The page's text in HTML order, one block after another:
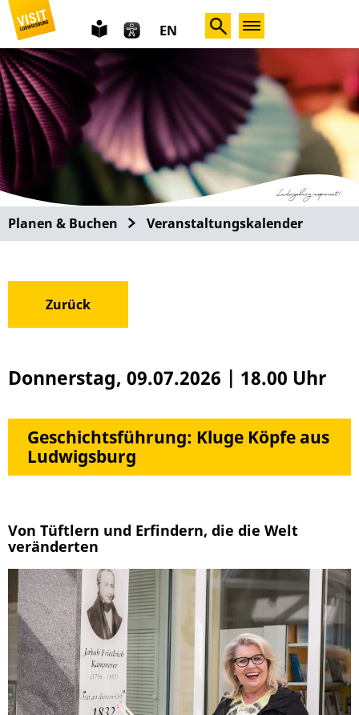
leichte
Sprache
EN
Planen & Buchen Veranstaltungskalender
Zurück
Donnerstag, 09.07.2026 | 18.00 Uhr
Geschichtsführung: Kluge Köpfe aus
Ludwigsburg
Von Tüftlern und Erfindern, die die Welt
veränderten